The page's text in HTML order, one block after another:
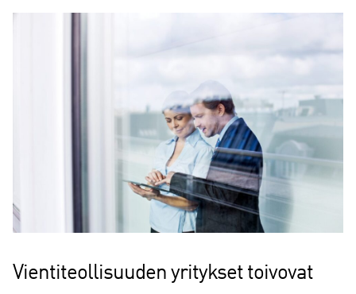
Vientiteollisuuden yritykset toivovat